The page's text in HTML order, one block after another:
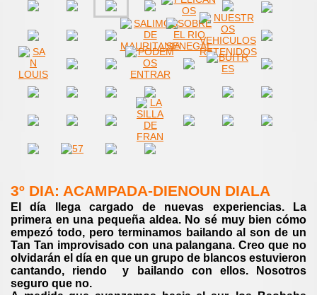
3º DIA: ACAMPADA-DIENOUN DIALA
El día llega cargado de nuevas experiencias. La
primera en una pequeña aldea. No sé muy bien cómo
empezó todo, pero terminamos bailando al son de un
Tan Tan improvisado con una palangana. Creo que no
olvidarán el día en que un grupo de blancos estuvieron
cantando, riendo y bailando con ellos. Nosotros
seguro que no.